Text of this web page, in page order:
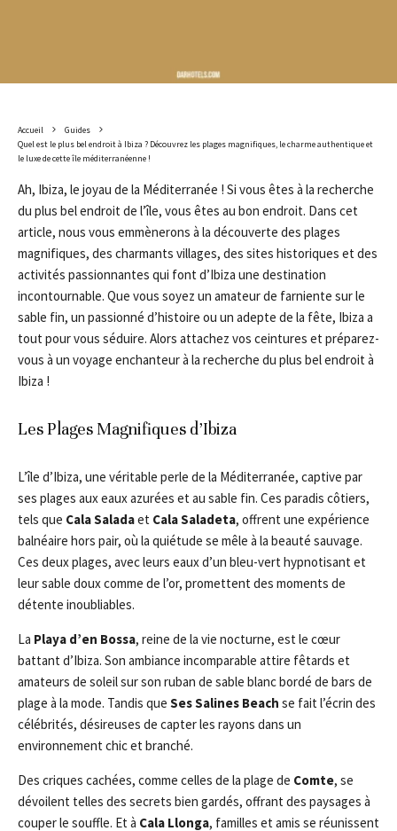
Accueil
Guides
Quel est le plus bel endroit à Ibiza ? Découvrez les plages magnifiques, le charme authentique et
le luxe de cette île méditerranéenne !
Ah, Ibiza, le joyau de la Méditerranée ! Si vous êtes à la recherche
du plus bel endroit de l’île, vous êtes au bon endroit. Dans cet
article, nous vous emmènerons à la découverte des plages
magnifiques, des charmants villages, des sites historiques et des
activités passionnantes qui font d’Ibiza une destination
incontournable. Que vous soyez un amateur de farniente sur le
sable fin, un passionné d’histoire ou un adepte de la fête, Ibiza a
tout pour vous séduire. Alors attachez vos ceintures et préparez-
vous à un voyage enchanteur à la recherche du plus bel endroit à
Ibiza !
Les Plages Magnifiques d’Ibiza
L’île d’Ibiza, une véritable perle de la Méditerranée, captive par
ses plages aux eaux azurées et au sable fin. Ces paradis côtiers,
tels que Cala Saladaet Cala Saladeta, offrent une expérience
balnéaire hors pair, où la quiétude se mêle à la beauté sauvage.
Ces deux plages, avec leurs eaux d’un bleu-vert hypnotisant et
leur sable doux comme de l’or, promettent des moments de
détente inoubliables.
La Playa d’en Bossa, reine de la vie nocturne, est le cœur
battant d’Ibiza. Son ambiance incomparable attire fêtards et
amateurs de soleil sur son ruban de sable blanc bordé de bars de
plage à la mode. Tandis que Ses Salines Beach se fait l’écrin des
célébrités, désireuses de capter les rayons dans un
environnement chic et branché.
Des criques cachées, comme celles de la plage de Comte, se
dévoilent telles des secrets bien gardés, offrant des paysages à
couper le souffle. Et à Cala Llonga, familles et amis se réunissent